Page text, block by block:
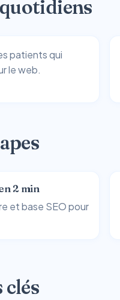
patients qui
le web.
2 min
et base SEO pour